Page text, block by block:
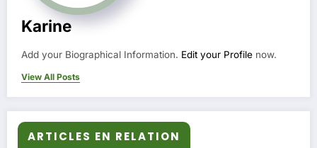
Karine
Add your Biographical Information. Edit your Profile now.
View All Posts
ARTICLES EN RELATION